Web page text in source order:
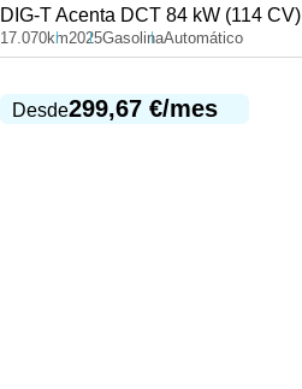
DIG-T Acenta DCT 84 kW (114 CV)
17.070km2025GasolinaAutomático
Desde299,67 €/mes